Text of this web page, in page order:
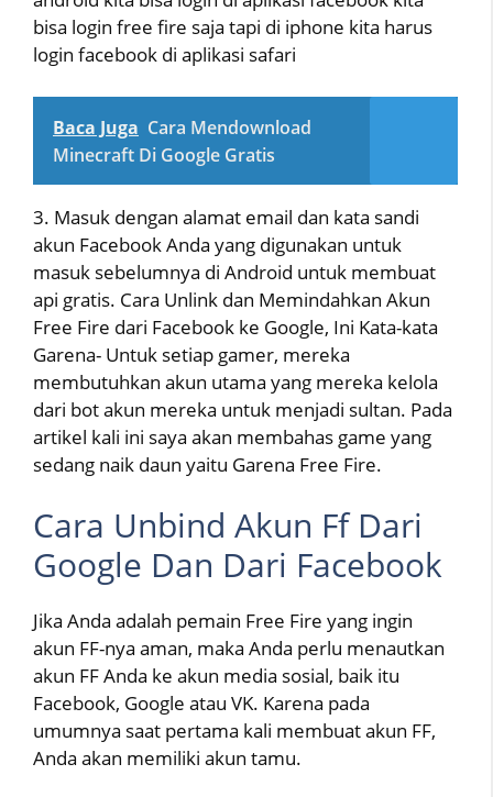
bisa login free fire saja tapi di iphone kita harus
login facebook di aplikasi safari
Baca Juga Cara Mendownload
Minecraft Di Google Gratis
3. Masuk dengan alamat email dan kata sandi
akun Facebook Anda yang digunakan untuk
masuk sebelumnya di Android untuk membuat
api gratis. Cara Unlink dan Memindahkan Akun
Free Fire dari Facebook ke Google, Ini Kata-kata
Garena- Untuk setiap gamer, mereka
membutuhkan akun utama yang mereka kelola
dari bot akun mereka untuk menjadi sultan. Pada
artikel kali ini saya akan membahas game yang
sedang naik daun yaitu Garena Free Fire.
Cara Unbind Akun Ff Dari
Google Dan Dari Facebook
Jika Anda adalah pemain Free Fire yang ingin
akun FF-nya aman, maka Anda perlu menautkan
akun FF Anda ke akun media sosial, baik itu
Facebook, Google atau VK. Karena pada
umumnya saat pertama kali membuat akun FF,
Anda akan memiliki akun tamu.